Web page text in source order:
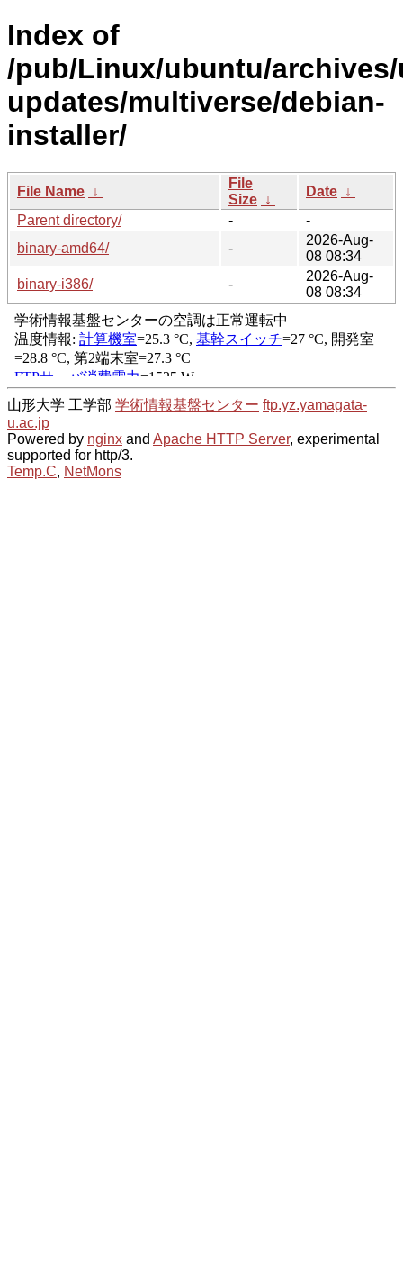
Index of
/pub/Linux/ubuntu/
updates/multiverse/debian-
installer/
File Name ↓
File
Size ↓
Date ↓
Parent directory/
-
-
binary-amd64/
-
2026-Aug-
08 08:34
binary-i386/
-
2026-Aug-
08 08:34
山形大学 工学部 学術情報基盤センター ftp.yz.yamagata-
u.ac.jp
Powered by nginx and Apache HTTP Server, experimental
supported for http/3.
Temp.C, NetMons